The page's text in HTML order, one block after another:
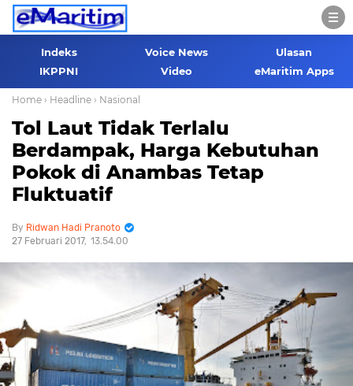
Indeks Voice News
Ulasan
IKPPNI
Video eMaritim Apps
Home › Headline › Nasional
Tol Laut Tidak Terlalu
Berdampak, Harga Kebutuhan
Pokok di Anambas Tetap
Fluktuatif
Ridwan Hadi Pranoto
27 Februari 2017 13.54.00